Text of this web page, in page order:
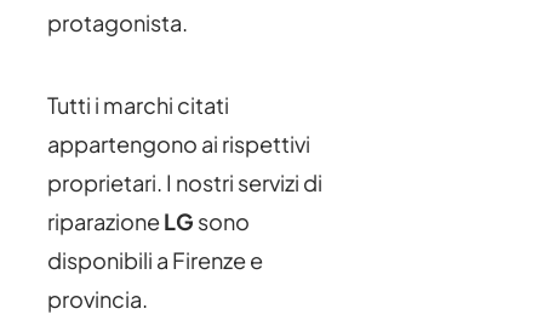
protagonista.
Tutti i marchi citati
appartengono ai rispettivi
proprietari. I nostri servizi di
riparazioneLG sono
disponibili a Firenze e
provincia.